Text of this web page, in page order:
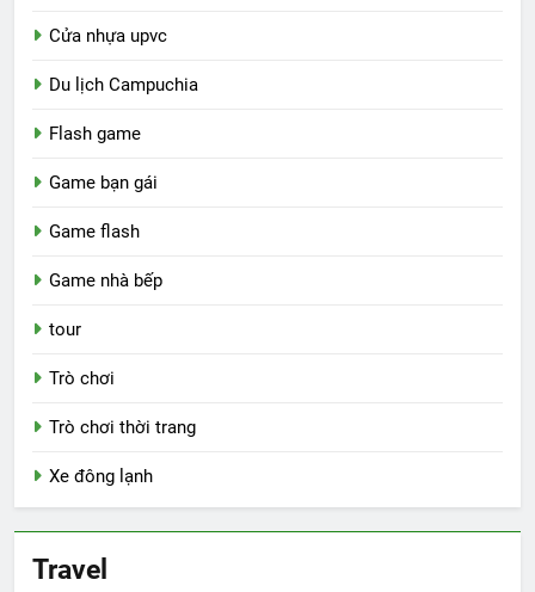
Cửa nhựa upvc
Du lịch Campuchia
Flash game
Game bạn gái
Game flash
Game nhà bếp
tour
Trò chơi
Trò chơi thời trang
Xe đông lạnh
Travel